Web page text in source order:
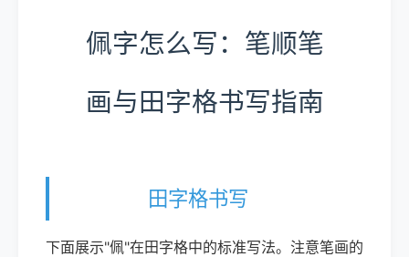
佩字怎么写：笔顺笔
画与田字格书写指南
田字格书写
下面展示"佩"在田字格中的标准写法。注意笔画的